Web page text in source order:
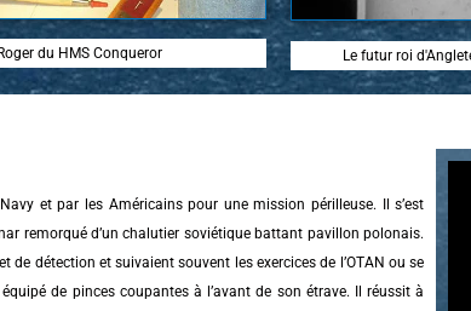
du HMS Conqueror Le futur roi
et par les Américains pour une mission périlleuse. Il s’est
remorqué d’un chalutier soviétique battant pavillon polonais.
détection et suivaient souvent les exercices de l’OTAN ou se
de pinces coupantes à l’avant de son étrave. Il réussit à